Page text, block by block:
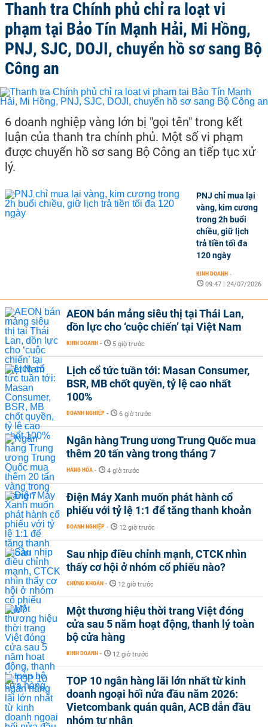
Thanh tra Chính phủ chỉ ra loạt vi
phạm tại Bảo Tín Mạnh Hải, Mi Hồng,
PNJ, SJC, DOJI, chuyển hồ sơ sang Bộ
Công an
6 doanh nghiệp vàng lớn bị "gọi tên" trong kết
luận của thanh tra chính phủ. Một số vi phạm
được chuyển hồ sơ sang Bộ Công an tiếp tục xử
lý.
PNJ chỉ mua lại
vàng, kim cương
trong 2h buổi
chiều, giữ lịch
trả tiền tối đa
120 ngày
KINH DOANH -
09:47 | 24/07/2026
AEON bán mảng siêu thị tại Thái Lan,
dồn lực cho ‘cuộc chiến’ tại Việt Nam
KINH DOANH - 5 giờ trước
Lịch cổ tức tuần tới: Masan Consumer,
BSR, MB chốt quyền, tỷ lệ cao nhất
100%
DOANH NGHIỆP - 6 giờ trước
Ngân hàng Trung ương Trung Quốc mua
thêm 20 tấn vàng trong tháng 7
HÀNG HÓA - 4 giờ trước
Điện Máy Xanh muốn phát hành cổ
phiếu với tỷ lệ 1:1 để tăng thanh khoản
DOANH NGHIỆP - 12 giờ trước
Sau nhịp điều chỉnh mạnh, CTCK nhìn
thấy cơ hội ở nhóm cổ phiếu nào?
CHỨNG KHOÁN - 12 giờ trước
Một thương hiệu thời trang Việt đóng
cửa sau 5 năm hoạt động, thanh lý toàn
bộ cửa hàng
KINH DOANH - 12 giờ trước
TOP 10 ngân hàng lãi lớn nhất từ kinh
doanh ngoại hối nửa đầu năm 2026:
Vietcombank quán quân, ACB dẫn đầu
nhóm tư nhân